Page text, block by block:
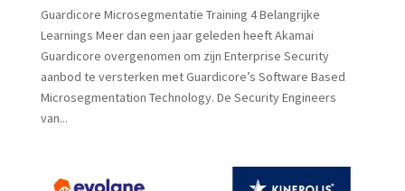
Guardicore Microsegmentatie Training 4 Belangrijke
Learnings Meer dan een jaar geleden heeft Akamai
Guardicore overgenomen om zijn Enterprise Security
aanbod te versterken met Guardicore’s Software Based
Microsegmentation Technology. De Security Engineers
van...